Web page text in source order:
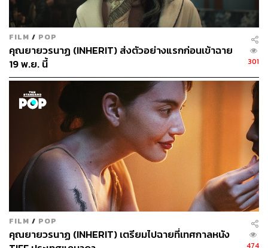
FILM / POP
คุณยายวรนาฏ (INHERIT) ส่งตัวอย่างแรกก่อนเข้าฉาย
19 พ.ย. นี้
301
FILM / POP
คุณยายวรนาฏ (INHERIT) เตรียมไปฉายที่เทศกาลหนัง
474